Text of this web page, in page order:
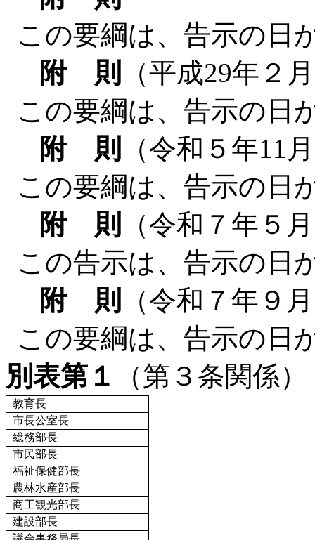
この要綱は、告示の日
附 則
（平成29年２
この要綱は、告示の日
附 則
（令和５年11
この要綱は、告示の日
附 則
（令和７年５
この告示は、告示の日
附 則
（令和７年９
この要綱は、告示の日
別表第１
（第３条関係）
教育長
市長公室長
総務部長
市民部長
福祉保健部長
農林水産部長
商工観光部長
建設部長